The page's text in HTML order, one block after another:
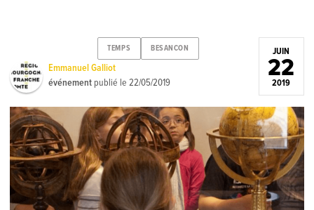
TEMPS BESANCON
Emmanuel Galliot
événement publié le22/05/2019
JUIN
22
2019